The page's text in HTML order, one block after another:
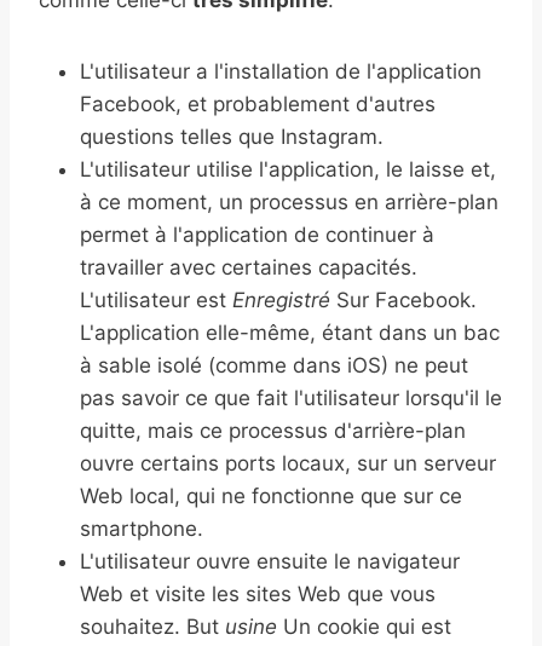
L'utilisateur a l'installation de l'application
Facebook, et probablement d'autres
questions telles que Instagram.
L'utilisateur utilise l'application, le laisse et,
à ce moment, un processus en arrière-plan
permet à l'application de continuer à
travailler avec certaines capacités.
L'utilisateur est Enregistré Sur Facebook.
L'application elle-même, étant dans un bac
à sable isolé (comme dans iOS) ne peut
pas savoir ce que fait l'utilisateur lorsqu'il le
quitte, mais ce processus d'arrière-plan
ouvre certains ports locaux, sur un serveur
Web local, qui ne fonctionne que sur ce
smartphone.
L'utilisateur ouvre ensuite le navigateur
Web et visite les sites Web que vous
souhaitez. But usine Un cookie qui est